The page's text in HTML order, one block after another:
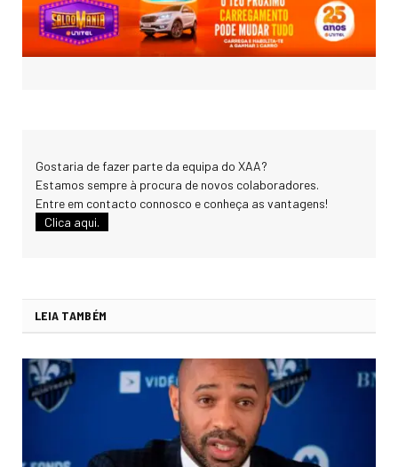
Gostaria de fazer parte da equipa do XAA?
Estamos sempre à procura de novos colaboradores.
Entre em contacto connosco e conheça as vantagens!
Clica aqui.
LEIA TAMBÉM